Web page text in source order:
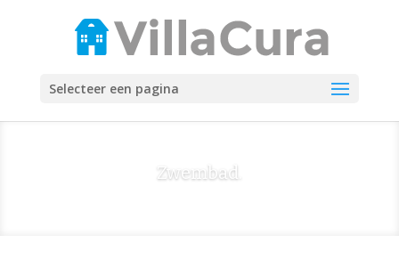
Selecteer een pagina
Zwembad.